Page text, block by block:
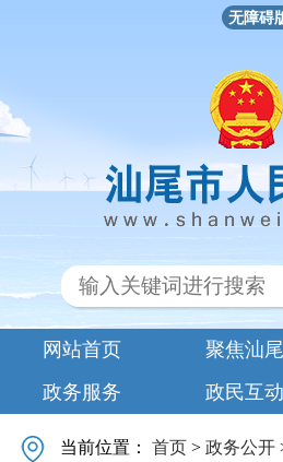
无障碍
网站首页 聚焦汕尾
政务服务
政民互动
当前位置：首页 >政务公开